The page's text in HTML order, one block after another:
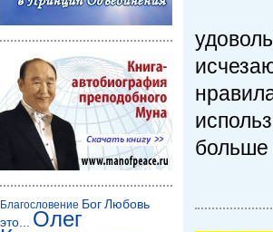
больше
Благословение БогЛюбовь
это...
Олег